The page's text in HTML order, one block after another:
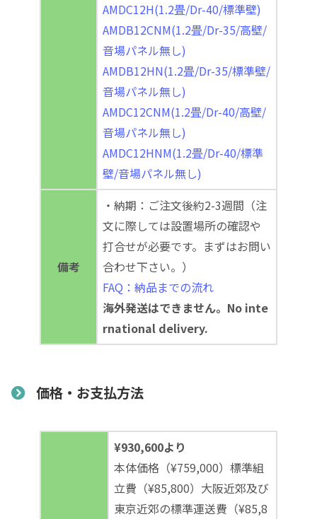
AMDC12H(1.2畳/Dr-40/標準壁)
AMDB12CNM(1.2畳/Dr-35/高壁/
音場パネル無し)
AMDB12HN(1.2畳/Dr-35/標準壁/
音場パネル無し)
AMDC12CNM(1.2畳/Dr-40/高壁/
音場パネル無し)
AMDC12HNM(1.2畳/Dr-40/標準
壁/音場パネル無し)
備考
・納期：ご注文後約2-3週間（注
文に際しては設置場所の確認や
打合せが必要です。まずはお問い
合わせ下さい。）
FAQ：納品までの流れ
海外発送はできません。No inte
rnational delivery.
価格・お支払方法
¥930,600より
本体価格（¥759,000）標準組
立費（¥85,800）大阪近郊及び
東京近郊の標準運送費（¥85,8